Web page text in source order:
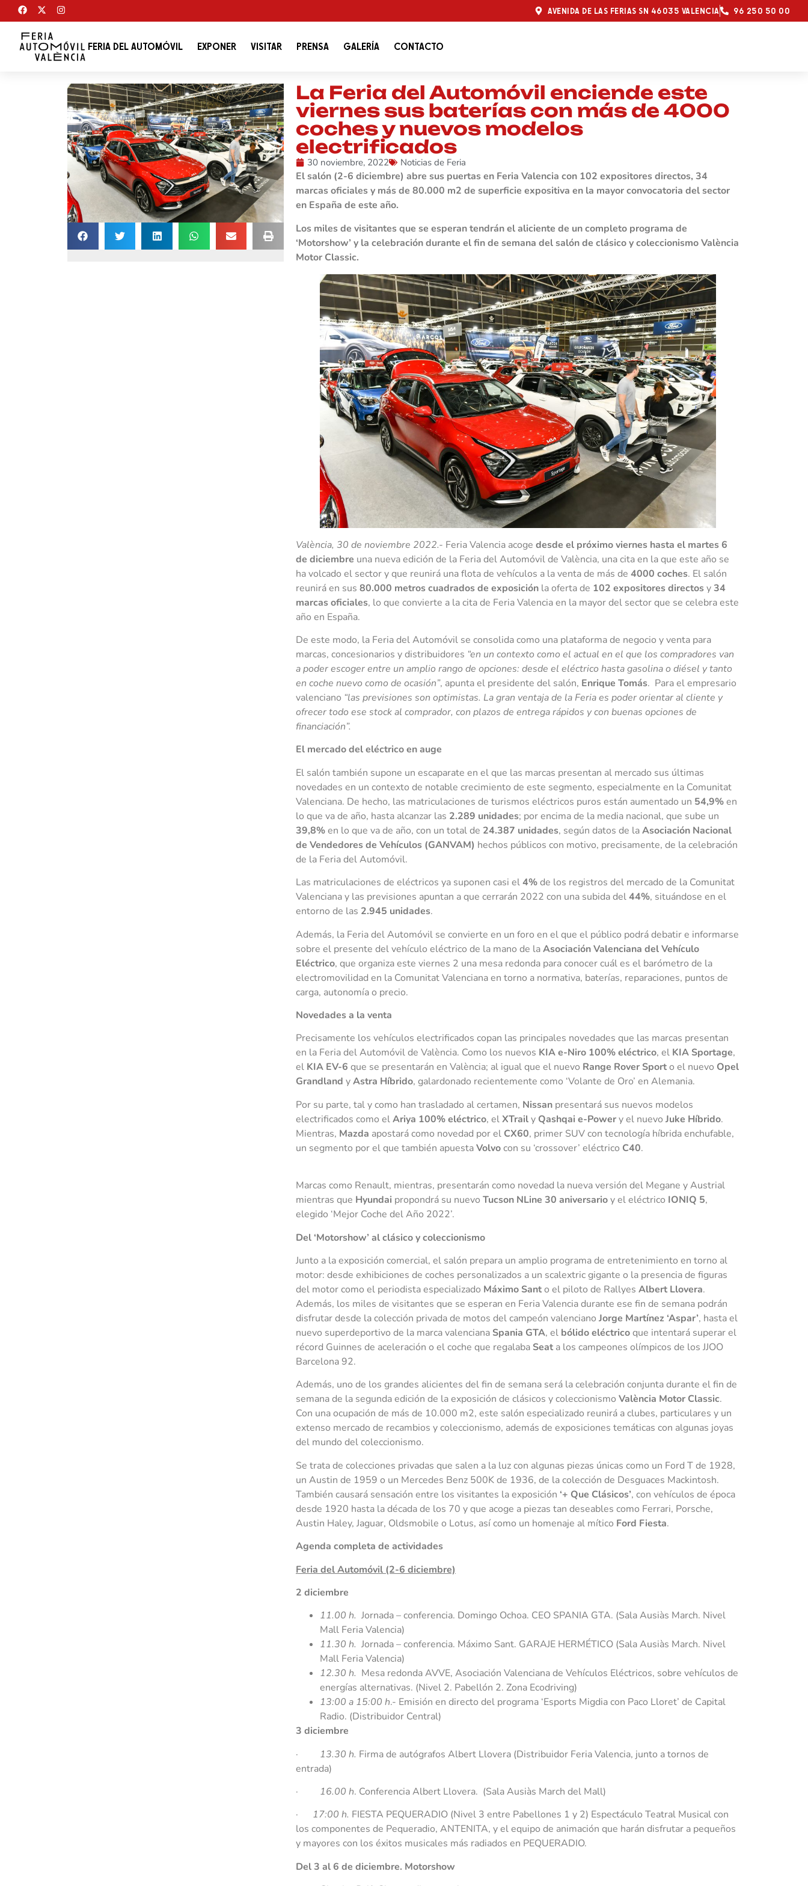
AVENIDA DE LAS FERIAS SN 46035 VALENCIA 96 250 50 00
FERIA DEL AUTOMÓVIL EXPONER VISITAR PRENSA GALERÍA CONTACTO
La Feria del Automóvil enciende este
viernes sus baterías con más de 4000
coches y nuevos modelos
electrificados
30 noviembre, 2022 Noticias de Feria
El salón (2-6 diciembre) abre sus puertas en Feria Valencia con 102 expositores directos, 34
marcas oficiales y más de 80.000 m2 de superficie expositiva en la mayor convocatoria del sector
en España de este año.
Los miles de visitantes que se esperan tendrán el aliciente de un completo programa de
‘Motorshow’ y la celebración durante el fin de semana del salón de clásico y coleccionismo València
Motor Classic.
València, 30 de noviembre 2022.- Feria Valencia acoge desde el próximo viernes hasta el martes 6
de diciembre una nueva edición de la Feria del Automóvil de València, una cita en la que este año se
ha volcado el sector y que reunirá una flota de vehículos a la venta de más de 4000 coches. El salón
reunirá en sus 80.000 metros cuadrados de exposiciónla oferta de 102 expositores directosy34
marcas oficiales, lo que convierte a la cita de Feria Valencia en la mayor del sector que se celebra este
año en España.
De este modo, la Feria del Automóvil se consolida como una plataforma de negocio y venta para
marcas, concesionarios y distribuidores “en un contexto como el actual en el que los compradores van
a poder escoger entre un amplio rango de opciones: desde el eléctrico hasta gasolina o diésel y tanto
en coche nuevo como de ocasión”, apunta el presidente del salón, Enrique Tomás. Para el empresario
valenciano “las previsiones son optimistas. La gran ventaja de la Feria es poder orientar al cliente y
ofrecer todo ese stock al comprador, con plazos de entrega rápidos y con buenas opciones de
financiación”.
El mercado del eléctrico en auge
El salón también supone un escaparate en el que las marcas presentan al mercado sus últimas
novedades en un contexto de notable crecimiento de este segmento, especialmente en la Comunitat
Valenciana. De hecho, las matriculaciones de turismos eléctricos puros están aumentado un 54,9%en
lo que va de año, hasta alcanzar las 2.289 unidades; por encima de la media nacional, que sube un
39,8%en lo que va de año, con un total de 24.387 unidades, según datos de laAsociación Nacional
de Vendedores de Vehículos (GANVAM) hechos públicos con motivo, precisamente, de la celebración
de la Feria del Automóvil.
Las matriculaciones de eléctricos ya suponen casi el4%de los registros del mercado de la Comunitat
Valenciana y las previsiones apuntan a que cerrarán 2022 con una subida del44%, situándose en el
entorno de las 2.945 unidades.
Además, la Feria del Automóvil se convierte en un foro en el que el público podrá debatir e informarse
sobre el presente del vehículo eléctrico de la mano de laAsociación Valenciana del Vehículo
Eléctrico, que organiza este viernes 2 una mesa redonda para conocer cuál es el barómetro de la
electromovilidad en la Comunitat Valenciana en torno a normativa, baterías, reparaciones, puntos de
carga, autonomía o precio.
Novedades a la venta
Precisamente los vehículos electrificados copan las principales novedades que las marcas presentan
en la Feria del Automóvil de València. Como los nuevos KIA e-Niro 100% eléctrico, el KIA Sportage,
el KIA EV-6 que se presentarán en València; al igual que el nuevo Range Rover Sporto el nuevo Opel
Grandland yAstra Híbrido, galardonado recientemente como ‘Volante de Oro’ en Alemania.
Por su parte, tal y como han trasladado al certamen, Nissanpresentará sus nuevos modelos
electrificados como elAriya 100% eléctrico, elXTraily Qashqai e-Powery el nuevo Juke Híbrido.
Mientras, Mazda apostará como novedad por el CX60, primer SUV con tecnología híbrida enchufable,
un segmento por el que también apuestaVolvocon su ‘crossover’ eléctrico C40.
Marcas como Renault, mientras, presentarán como novedad la nueva versión del Megane y Austrial
mientras que Hyundai propondrá su nuevo Tucson NLine 30 aniversarioy el eléctrico IONIQ 5,
elegido ‘Mejor Coche del Año 2022’.
Del ‘Motorshow’ al clásico y coleccionismo
Junto a la exposición comercial, el salón prepara un amplio programa de entretenimiento en torno al
motor: desde exhibiciones de coches personalizados a un scalextric gigante o la presencia de figuras
del motor como el periodista especializado Máximo Santo el piloto de Rallyes Albert Llovera.
Además, los miles de visitantes que se esperan en Feria Valencia durante ese fin de semana podrán
disfrutar desde la colección privada de motos del campeón valenciano Jorge Martínez ‘Aspar’, hasta el
nuevo superdeportivo de la marca valenciana Spania GTA, el bólido eléctricoque intentará superar el
récord Guinnes de aceleración o el coche que regalaba Seata los campeones olímpicos de los JJOO
Barcelona 92.
Además, uno de los grandes alicientes del fin de semana será la celebración conjunta durante el fin de
semana de la segunda edición de la exposición de clásicos y coleccionismo València Motor Classic.
Con una ocupación de más de 10.000 m2, este salón especializado reunirá a clubes, particulares y un
extenso mercado de recambios y coleccionismo, además de exposiciones temáticas con algunas joyas
del mundo del coleccionismo.
Se trata de colecciones privadas que salen a la luz con algunas piezas únicas como un Ford T de 1928,
un Austin de 1959 o un Mercedes Benz 500K de 1936, de la colección de Desguaces Mackintosh.
También causará sensación entre los visitantes la exposición ‘+ Que Clásicos’, con vehículos de época
desde 1920 hasta la década de los 70 y que acoge a piezas tan deseables como Ferrari, Porsche,
Austin Haley, Jaguar, Oldsmobile o Lotus, así como un homenaje al mítico Ford Fiesta.
Agenda completa de actividades
Feria del Automóvil (2-6 diciembre)
2 diciembre
11.00 h. Jornada – conferencia. Domingo Ochoa. CEO SPANIA GTA. (Sala Ausiàs March. Nivel
Mall Feria Valencia)
11.30 h. Jornada – conferencia. Máximo Sant. GARAJE HERMÉTICO (Sala Ausiàs March. Nivel
Mall Feria Valencia)
12.30 h. Mesa redonda AVVE, Asociación Valenciana de Vehículos Eléctricos, sobre vehículos de
energías alternativas. (Nivel 2. Pabellón 2. Zona Ecodriving)
13:00 a 15:00 h.- Emisión en directo del programa ‘Esports Migdia con Paco Lloret’ de Capital
Radio. (Distribuidor Central)
3 diciembre
· 13.30 h. Firma de autógrafos Albert Llovera (Distribuidor Feria Valencia, junto a tornos de
entrada)
· 16.00 h. Conferencia Albert Llovera. (Sala Ausiàs March del Mall)
· 17:00 h. FIESTA PEQUERADIO (Nivel 3 entre Pabellones 1 y 2) Espectáculo Teatral Musical con
los componentes de Pequeradio, ANTENITA, y el equipo de animación que harán disfrutar a pequeños
y mayores con los éxitos musicales más radiados en PEQUERADIO.
Del 3 al 6 de diciembre. Motorshow